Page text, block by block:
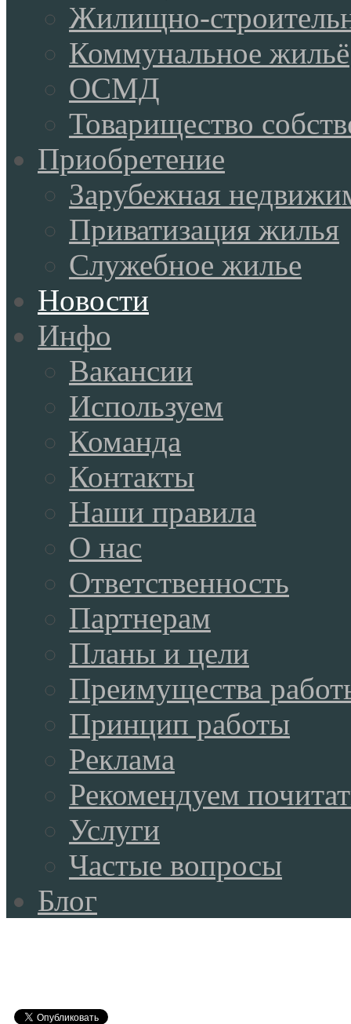
Жилищно-
Коммунальное жильё
ОСМД
Товарищество
Приобретение
Зарубежная
Приватизация жилья
Служебное жилье
Новости
Инфо
Вакансии
Используем
Команда
Контакты
Наши правила
О нас
Ответственность
Партнерам
Планы и цели
Преимущества
Принцип работы
Реклама
Рекомендуем
Услуги
Частые вопросы
Блог